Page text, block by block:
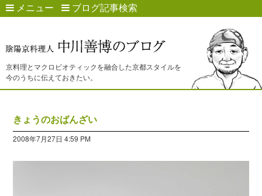
メニュー ブログ記事検索
京料理とマクロビオティックを融合した京都スタイルを
今のうちに伝えておきたい。
きょうのおばんざい
2008年7月27日 4:59 PM